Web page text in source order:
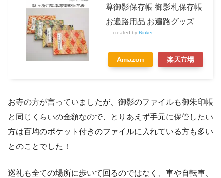
尊御影保存帳 御影札保存帳
お遍路用品 お遍路グッズ
created by Rinker
Amazon 楽天市場
お寺の方が言っていましたが、御影のファイルも御朱印帳
と同じくらいの金額なので、とりあえず手元に保管したい
方は百均のポケット付きのファイルに入れている方も多い
とのことでした！
巡礼も全ての場所に歩いて回るのではなく、車や自転車、